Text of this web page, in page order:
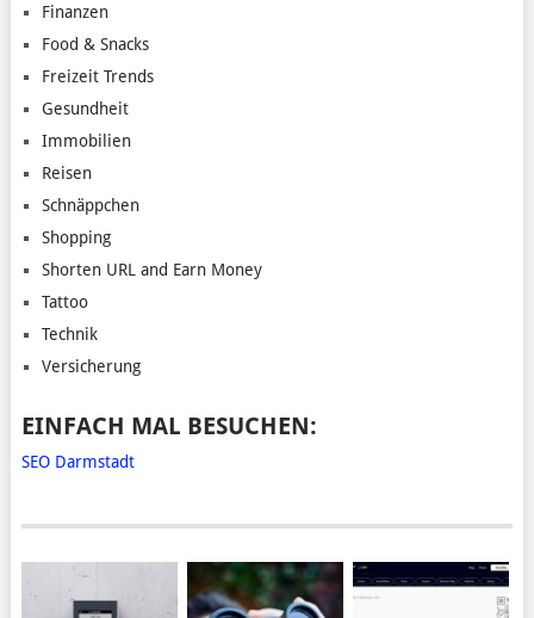
Finanzen
Food & Snacks
Freizeit Trends
Gesundheit
Immobilien
Reisen
Schnäppchen
Shopping
Shorten URL and Earn Money
Tattoo
Technik
Versicherung
EINFACH MAL BESUCHEN:
SEO Darmstadt